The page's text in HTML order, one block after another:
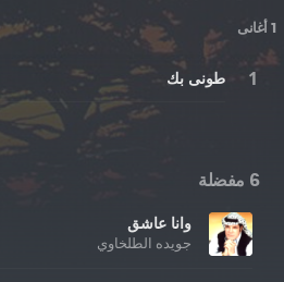
1 أغانى
طونى بك
6 مفضلة
وانا عاشق
جويده الطلخاوي